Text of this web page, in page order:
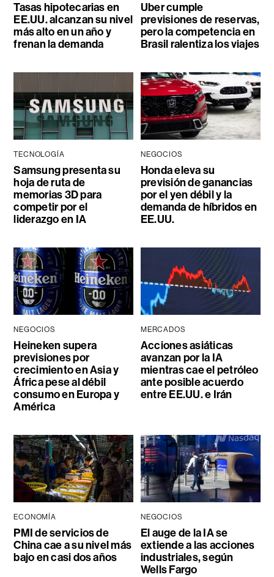
Tasas hipotecarias en
EE.UU. alcanzan su nivel
más alto en un año y
frenan la demanda
Uber cumple
previsiones de reservas,
pero la competencia en
Brasil ralentiza los viajes
TECNOLOGÍA
Samsung presenta su
hoja de ruta de
memorias 3D para
competir por el
liderazgo en IA
NEGOCIOS
Honda eleva su
previsión de ganancias
por el yen débil y la
demanda de híbridos en
EE.UU.
NEGOCIOS
Heineken supera
previsiones por
crecimiento en Asia y
África pese al débil
consumo en Europa y
América
MERCADOS
Acciones asiáticas
avanzan por la IA
mientras cae el petróleo
ante posible acuerdo
entre EE.UU. e Irán
ECONOMÍA
PMI de servicios de
China cae a su nivel más
bajo en casi dos años
NEGOCIOS
El auge de la IA se
extiende a las acciones
industriales, según
Wells Fargo